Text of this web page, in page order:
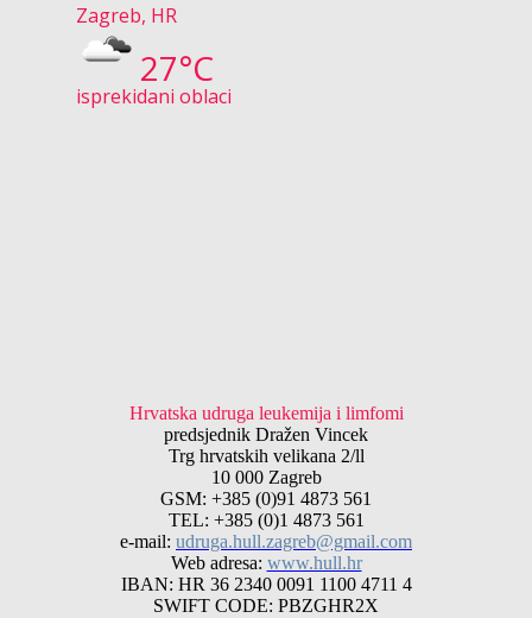
Zagreb, HR
27°C
isprekidani oblaci
Hrvatska udruga leukemija i limfomi
predsjednik Dražen Vincek
Trg hrvatskih velikana 2/ll
10 000 Zagreb
GSM: +385 (0)91 4873 561
TEL: +385 (0)1 4873 561
e-mail: udruga.hull.zagreb@gmail.com
Web adresa: www.hull.hr
IBAN: HR 36 2340 0091 1100 4711 4
SWIFT CODE: PBZGHR2X